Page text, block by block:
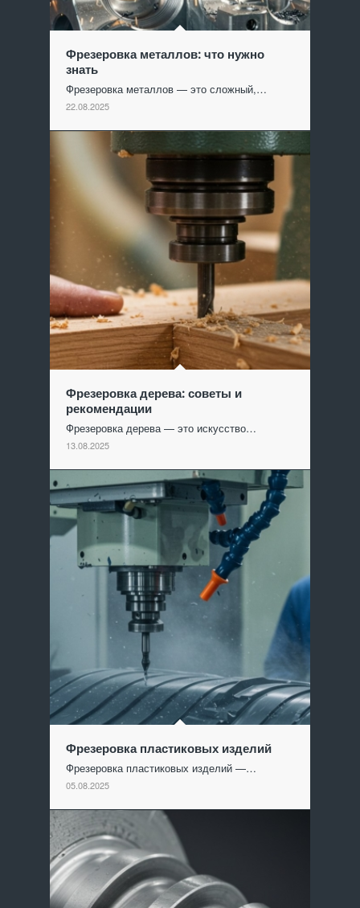
Фрезеровка металлов: что нужно
знать
Фрезеровка металлов — это сложный,…
22.08.2025
Фрезеровка дерева: советы и
рекомендации
Фрезеровка дерева — это искусство…
13.08.2025
Фрезеровка пластиковых изделий
Фрезеровка пластиковых изделий —…
05.08.2025